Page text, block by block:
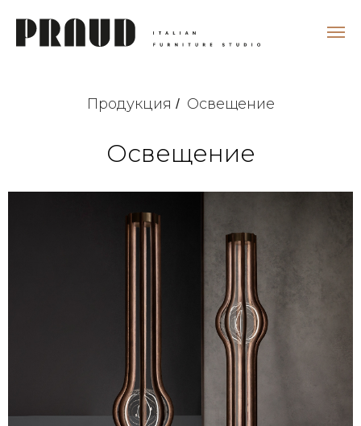
Продукция / Освещение
Освещение